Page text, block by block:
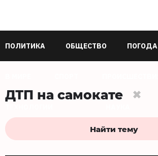
ПОЛИТИКА ОБЩЕСТВО ПОГОДА
ДТП на самокате
Найти тему